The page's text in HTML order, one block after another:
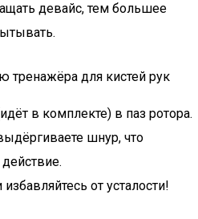
девайс, тем большее
тренажёра для кистей рук
в комплекте) в паз ротора.
шнур, что
от усталости!